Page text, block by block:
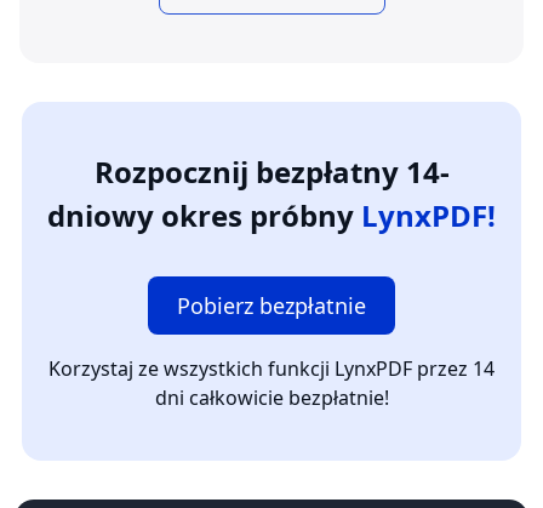
Rozpocznij bezpłatny 14-
dniowy okres próbny LynxPDF!
Pobierz bezpłatnie
Korzystaj ze wszystkich funkcji LynxPDF przez 14
dni całkowicie bezpłatnie!